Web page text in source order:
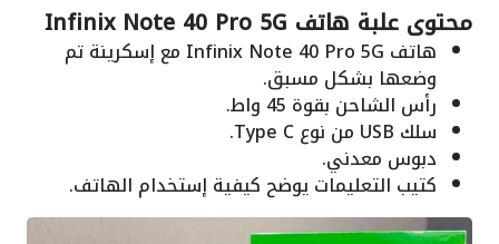
محتوى علبة هاتف Infinix Note 40 Pro 5G
هاتف Infinix Note 40 Pro 5G مع إسكرينة تم
وضعها بشكل مسبق.
رأس الشاحن بقوة 45 واط.
سلك USB من نوع Type C.
دبوس معدني.
كتيب التعليمات يوضح كيفية إستخدام الهاتف.